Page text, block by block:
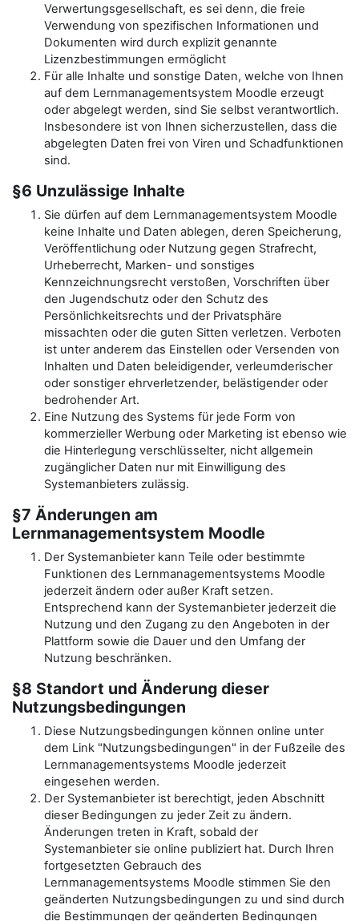
Verwertungsgesellschaft, es sei denn, die freie
Verwendung von spezifischen Informationen und
Dokumenten wird durch explizit genannte
Lizenzbestimmungen ermöglicht
Für alle Inhalte und sonstige Daten, welche von Ihnen
auf dem Lernmanagementsystem Moodle erzeugt
oder abgelegt werden, sind Sie selbst verantwortlich.
Insbesondere ist von Ihnen sicherzustellen, dass die
abgelegten Daten frei von Viren und Schadfunktionen
sind.
§6 Unzulässige Inhalte
Sie dürfen auf dem Lernmanagementsystem Moodle
keine Inhalte und Daten ablegen, deren Speicherung,
Veröffentlichung oder Nutzung gegen Strafrecht,
Urheberrecht, Marken- und sonstiges
Kennzeichnungsrecht verstoßen, Vorschriften über
den Jugendschutz oder den Schutz des
Persönlichkeitsrechts und der Privatsphäre
missachten oder die guten Sitten verletzen. Verboten
ist unter anderem das Einstellen oder Versenden von
Inhalten und Daten beleidigender, verleumderischer
oder sonstiger ehrverletzender, belästigender oder
bedrohender Art.
Eine Nutzung des Systems für jede Form von
kommerzieller Werbung oder Marketing ist ebenso wie
die Hinterlegung verschlüsselter, nicht allgemein
zugänglicher Daten nur mit Einwilligung des
Systemanbieters zulässig.
§7 Änderungen am
Lernmanagementsystem Moodle
Der Systemanbieter kann Teile oder bestimmte
Funktionen des Lernmanagementsystems Moodle
jederzeit ändern oder außer Kraft setzen.
Entsprechend kann der Systemanbieter jederzeit die
Nutzung und den Zugang zu den Angeboten in der
Plattform sowie die Dauer und den Umfang der
Nutzung beschränken.
§8 Standort und Änderung dieser
Nutzungsbedingungen
Diese Nutzungsbedingungen können online unter
dem Link "Nutzungsbedingungen" in der Fußzeile des
Lernmanagementsystems Moodle jederzeit
eingesehen werden.
Der Systemanbieter ist berechtigt, jeden Abschnitt
dieser Bedingungen zu jeder Zeit zu ändern.
Änderungen treten in Kraft, sobald der
Systemanbieter sie online publiziert hat. Durch Ihren
fortgesetzten Gebrauch des
Lernmanagementsystems Moodle stimmen Sie den
geänderten Nutzungsbedingungen zu und sind durch
die Bestimmungen der geänderten Bedingungen